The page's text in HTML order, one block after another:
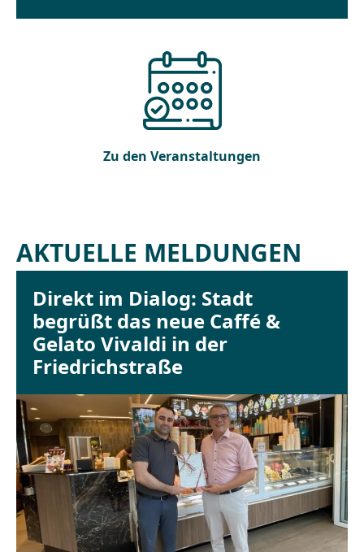
Zu den Veranstaltungen
AKTUELLE MELDUNGEN
Direkt im Dialog: Stadt
begrüßt das neue Caffé &
Gelato Vivaldi in der
Friedrichstraße